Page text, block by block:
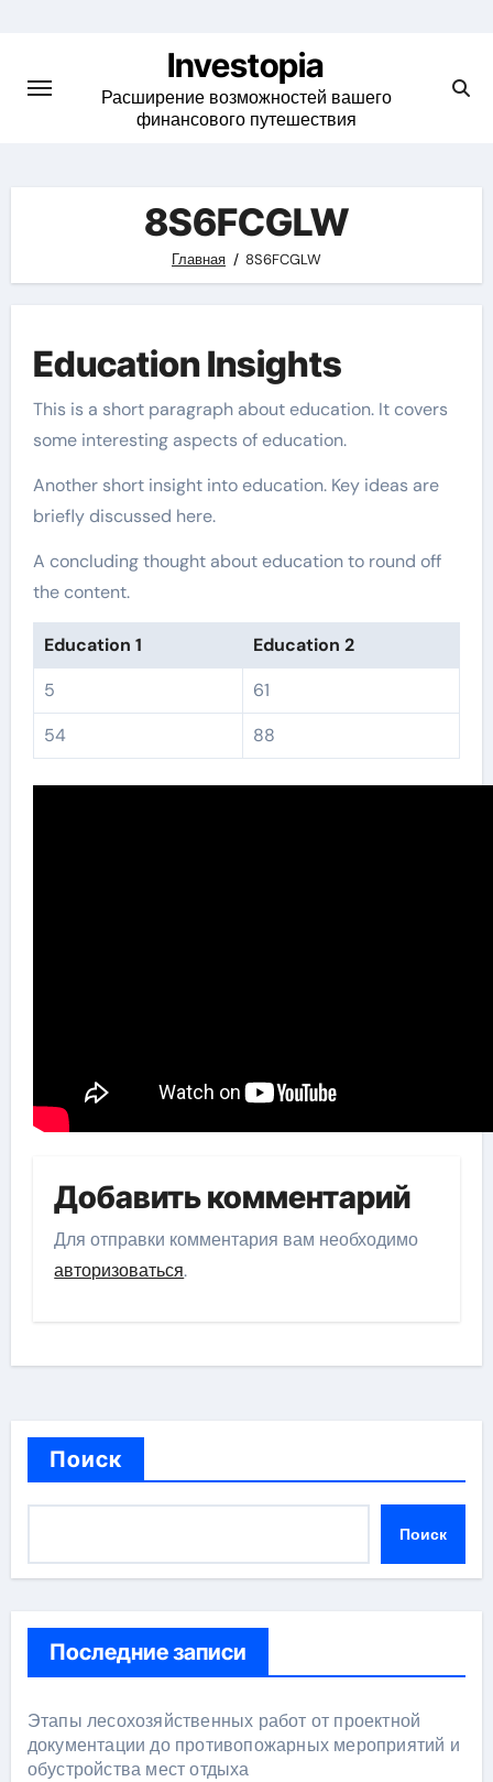
content
Investopia
Расширение возможностей вашего
финансового путешествия
8S6FCGLW
Главная 8S6FCGLW
Education Insights
This is a short paragraph about education. It covers
some interesting aspects of education.
Another short insight into education. Key ideas are
briefly discussed here.
A concluding thought about education to round off
the content.
Education 1
Education 2
5
61
54
88
Добавить комментарий
Для отправки комментария вам необходимо
авторизоваться.
Поиск
Поиск
Последние записи
Этапы лесохозяйственных работ от проектной
документации до противопожарных мероприятий и
обустройства мест отдыха